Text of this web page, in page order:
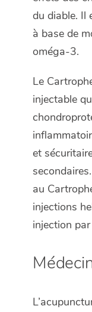
du diable. Il
à base de
oméga-3.
Le
injectable
et
au
injections
injection